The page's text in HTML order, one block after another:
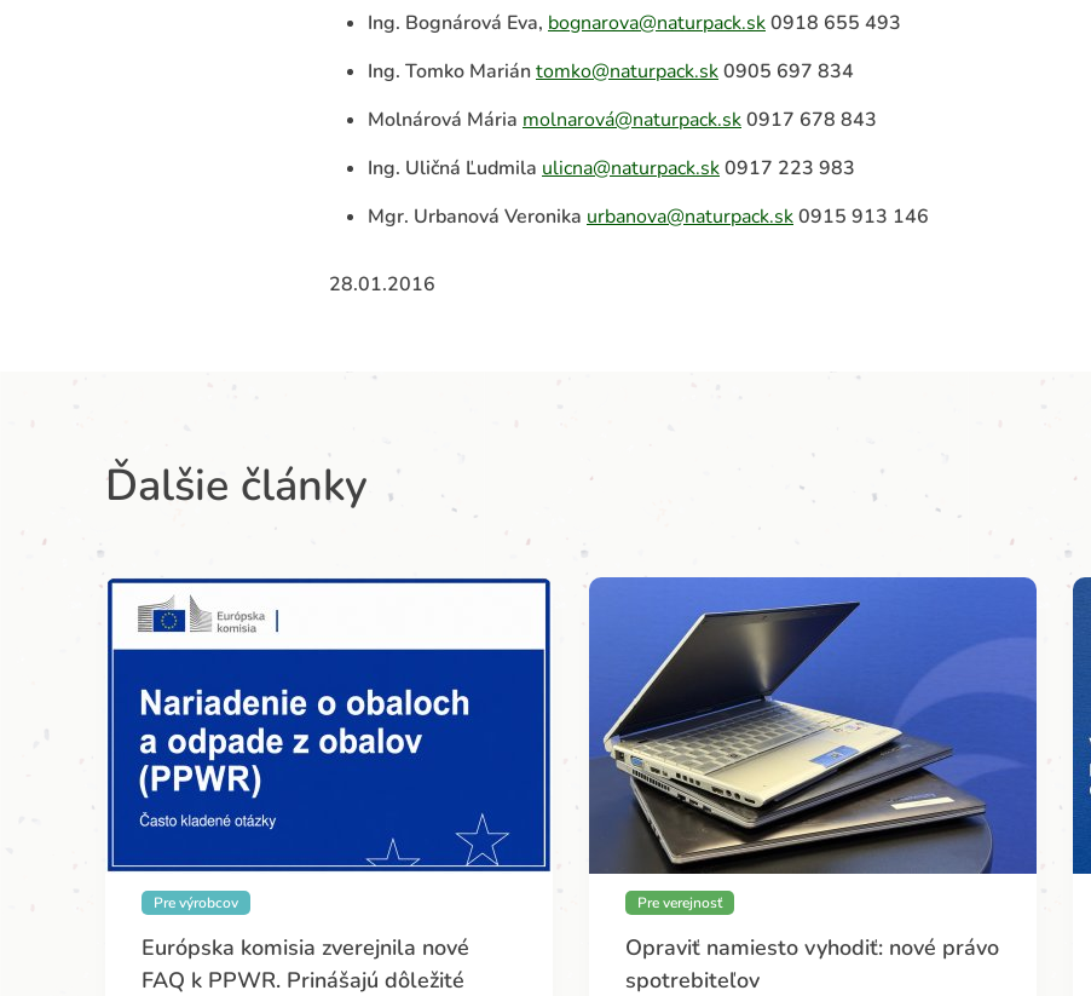
Ing. Bognárová Eva, bognarova@naturpack.sk0918 655 493
Ing. Tomko Mariántomko@naturpack.sk0905 697 834
Molnárová Mária molnarová@naturpack.sk0917 678 843
Ing. Uličná Ľudmila ulicna@naturpack.sk0917 223 983
Mgr. Urbanová Veronika urbanova@naturpack.sk0915 913 146
28.01.2016
Ďalšie články
Pre výrobcov
Európska komisia zverejnila nové
FAQ k PPWR. Prinášajú dôležité
Pre verejnosť
Opraviť namiesto vyhodiť: nové právo
spotrebiteľov